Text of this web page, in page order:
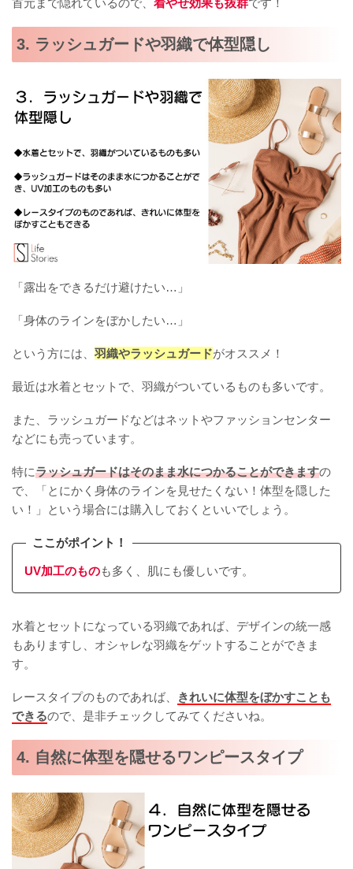
3. ラッシュガードや羽織で体型隠し
「露出をできるだけ避けたい…」
「身体のラインをぼかしたい…」
という方には、 羽織やラッシュガードがオススメ！
最近は水着とセットで、羽織がついているものも多いです。
また、ラッシュガードなどはネットやファッションセンター
などにも売っています。
特にラッシュガードはそのまま水につかることができますの
で、「とにかく身体のラインを見せたくない！体型を隠した
い！」という場合には購入しておくといいでしょう。
ここがポイント！
UV加工のものも多く、肌にも優しいです。
水着とセットになっている羽織であれば、デザインの統一感
もありますし、オシャレな羽織をゲットすることができま
す。
レースタイプのものであれば、
きれいに体型をぼかすことも
できるので、是非チェックしてみてくださいね。
4. 自然に体型を隠せるワンピースタイプ